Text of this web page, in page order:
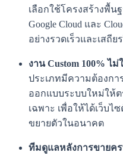
เลือกใช้โครงสร้างพื้น
Google Cloud และ
อย่างรวดเร็วและเสถี
งาน Custom 100% ไ
ประเภทมีความต้องกา
ออกแบบระบบใหม่ให้
เฉพาะ เพื่อให้ได้เว็บ
ขยายตัวในอนาคต
ทีมดูแลหลังการขายคร